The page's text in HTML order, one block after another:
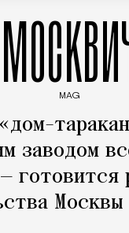
MAG
заводом
готовится
Москвы